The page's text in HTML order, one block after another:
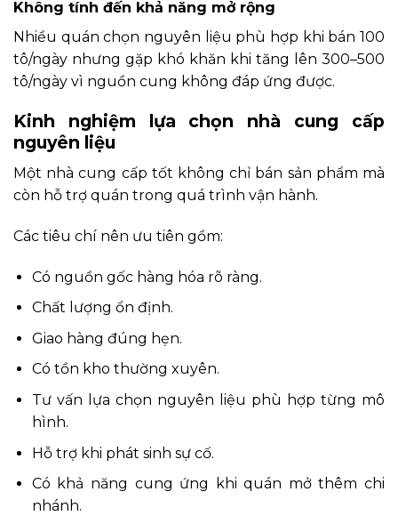
Không tính đến khả năng mở rộng
Nhiều quán chọn nguyên liệu phù hợp khi bán 100
tô/ngày nhưng gặp khó khăn khi tăng lên 300–500
tô/ngày vì nguồn cung không đáp ứng được.
Kinh nghiệm lựa chọn nhà cung cấp
nguyên liệu
Một nhà cung cấp tốt không chỉ bán sản phẩm mà
còn hỗ trợ quán trong quá trình vận hành.
Các tiêu chí nên ưu tiên gồm:
Có nguồn gốc hàng hóa rõ ràng.
Chất lượng ổn định.
Giao hàng đúng hẹn.
Có tồn kho thường xuyên.
Tư vấn lựa chọn nguyên liệu phù hợp từng mô
hình.
Hỗ trợ khi phát sinh sự cố.
Có khả năng cung ứng khi quán mở thêm chi
nhánh.